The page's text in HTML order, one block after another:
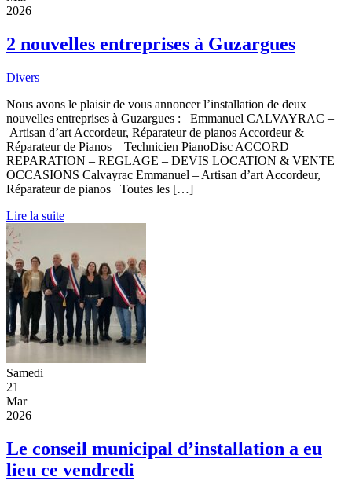
2026
2 nouvelles entreprises à Guzargues
Divers
Nous avons le plaisir de vous annoncer l’installation de deux
nouvelles entreprises à Guzargues : Emmanuel CALVAYRAC –
Artisan d’art Accordeur, Réparateur de pianos Accordeur &
Réparateur de Pianos – Technicien PianoDisc ACCORD –
REPARATION – REGLAGE – DEVIS LOCATION & VENTE
OCCASIONS Calvayrac Emmanuel – Artisan d’art Accordeur,
Réparateur de pianos Toutes les […]
Lire la suite
Samedi
21
Mar
2026
Le conseil municipal d’installation a eu
lieu ce vendredi